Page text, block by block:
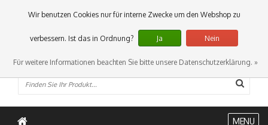
0 Artikel
MENU
Wir benutzen Cookies nur für interne Zwecke um den Webshop zu
verbessern. Ist das in Ordnung? Ja Nein
Für weitere Informationen beachten Sie bitte unsere Datenschutzerklärung. »